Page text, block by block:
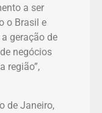
a ser
o Brasil e
geração de
negócios
região”,
de Janeiro,